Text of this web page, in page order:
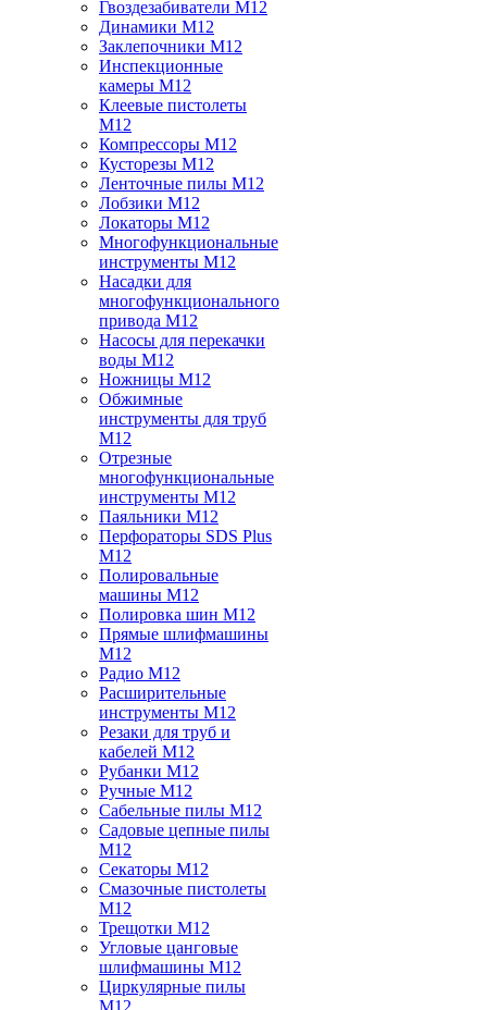
Гвоздезабиватели M12
Динамики M12
Заклепочники M12
Инспекционные
камеры M12
Клеевые пистолеты
M12
Компрессоры M12
Кусторезы M12
Ленточные пилы M12
Лобзики M12
Локаторы M12
Многофункциональные
инструменты M12
Насадки для
многофункционального
привода M12
Насосы для перекачки
воды M12
Ножницы M12
Обжимные
инструменты для труб
M12
Отрезные
многофункциональные
инструменты M12
Паяльники M12
Перфораторы SDS Plus
M12
Полировальные
машины M12
Полировка шин M12
Прямые шлифмашины
M12
Радио M12
Расширительные
инструменты M12
Резаки для труб и
кабелей M12
Рубанки M12
Ручные M12
Сабельные пилы M12
Садовые цепные пилы
M12
Секаторы M12
Смазочные пистолеты
M12
Трещотки M12
Угловые цанговые
шлифмашины M12
Циркулярные пилы
M12